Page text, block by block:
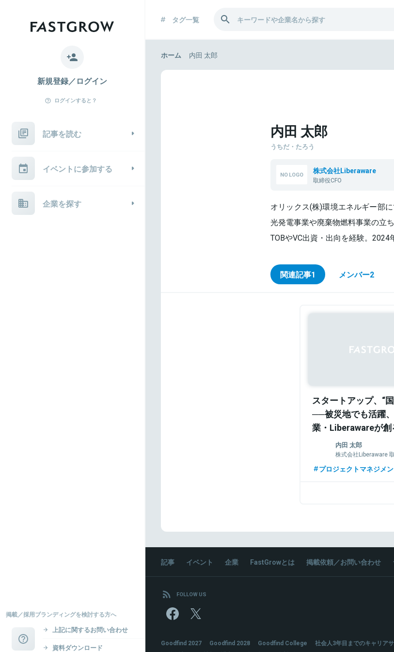
新規登録／ログイン
ログインすると？
記事を読む
イベントに参加する
企業を探す
掲載／採用ブランディングを検討する方へ
上記に関するお問い合わせ
資料ダウンロード
タグ一覧
ホーム 内田 太郎
内田 太郎
うちだ・たろう
株式会社Liberaware
取締役CFO
オリックス(株)環境エネルギー部
光発電事業や廃棄物燃料事業の立
TOBやVC出資・出向を経験。2024
関連記事1 メンバー2
スタートアップ、“
──被災地でも活躍
業・Liberawareが
内田 太郎
株式会社Liberaware
オリックス(株)環境エネル
関連情報をみる
プロジェクトマネジメ
記事 イベント 企業 FastGrowとは 掲載依頼／お問い合わせ
FOLLOW US
Goodfind 2027 Goodfind 2028 Goodfind College 社会人3年目までのキャリア